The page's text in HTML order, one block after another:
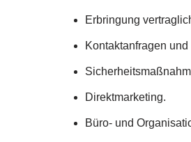
Erbringung
Kontaktanfragen
Direktmarketing.
Büro- und